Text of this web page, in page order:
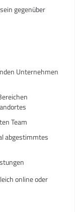
gegenüber
Unternehmen
Team
abgestimmtes
online oder